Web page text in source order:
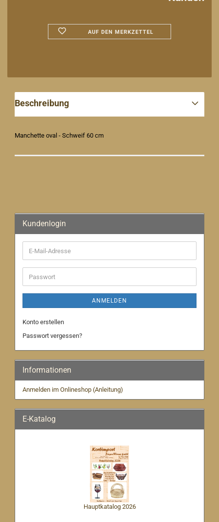
AUF DEN MERKZETTEL
Beschreibung
Manchette oval - Schweif 60 cm
Kundenlogin
E-
Mail-
Adresse
Passwort
ANMELDEN
Konto erstellen
Passwort vergessen?
Informationen
Anmelden im Onlineshop (Anleitung)
E-Katalog
Hauptkatalog 2026